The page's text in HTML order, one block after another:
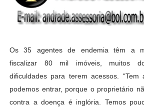
Os 35 agentes de endemia têm a
fiscalizar 80 mil imóveis, muitos
dificuldades para terem acessos. “Tem
podemos entrar, porque o proprietário
contra a doença é inglória. Temos